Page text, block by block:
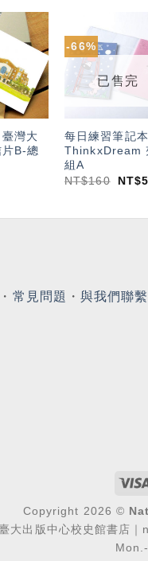
「願
望輕
單」
灣大
B-總
-66%
已售完
每日練習筆記本
ThinkxDream
組A
NT$160 NT$
・ 常見問題 ・與我們聯繫
Copyright 2026 ©
大出版中心校史館書店